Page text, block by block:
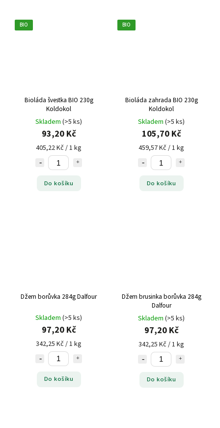
BIO
Bioláda švestka BIO 230g
Koldokol
Skladem (>5 ks)
93,20 Kč
405,22 Kč / 1 kg
Do košíku
BIO
Bioláda zahrada BIO 230g
Koldokol
Skladem (>5 ks)
105,70 Kč
459,57 Kč / 1 kg
Do košíku
Džem borůvka 284g Dalfour
Skladem (>5 ks)
97,20 Kč
342,25 Kč / 1 kg
Do košíku
Džem brusinka borůvka 284g
Dalfour
Skladem (>5 ks)
97,20 Kč
342,25 Kč / 1 kg
Do košíku